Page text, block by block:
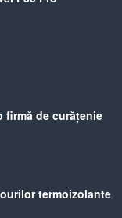
firmă de curățenie
termoizolante